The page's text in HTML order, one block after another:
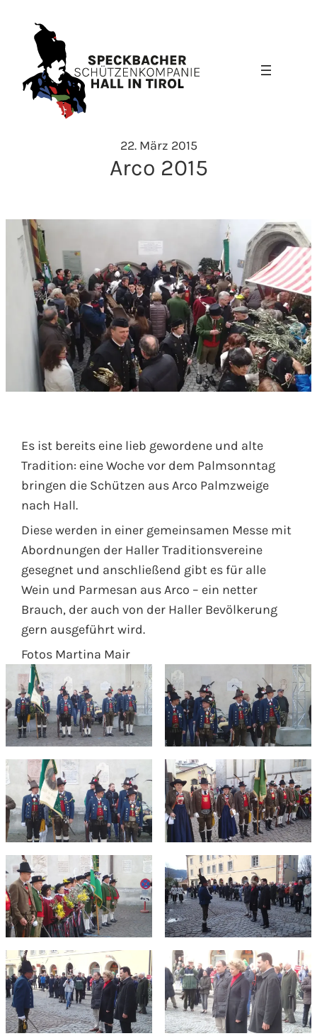
Inhalt
springen
22. März 2015
Arco 2015
Es ist bereits eine lieb gewordene und alte
Tradition: eine Woche vor dem Palmsonntag
bringen die Schützen aus Arco Palmzweige
nach Hall.
Diese werden in einer gemeinsamen Messe mit
Abordnungen der Haller Traditionsvereine
gesegnet und anschließend gibt es für alle
Wein und Parmesan aus Arco – ein netter
Brauch, der auch von der Haller Bevölkerung
gern ausgeführt wird.
Fotos Martina Mair